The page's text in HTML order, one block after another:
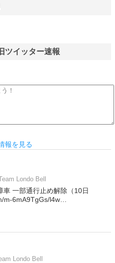
ツイッター速報
報を見る
Londo Bell
一部通行止め解除（10日
m-6mA9TgGs/l4w…
Londo Bell